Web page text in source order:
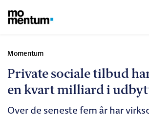
Momentum
Private sociale tilbud
en kvart milliard i
Over de seneste fem år har